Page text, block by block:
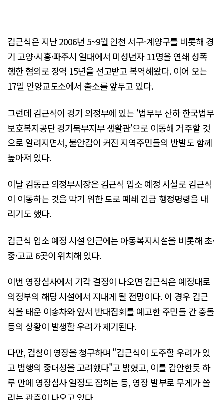
김근식은 지난 2006년 5~9월 인천 서구·계양구를 비롯해 경
기 고양·시흥·파주시 일대에서 미성년자 11명을 연쇄 성폭
행한 혐의로 징역 15년을 선고받고 복역해왔다. 이어 오는
17일 안양교도소에서 출소를 앞두고 있다.
그런데 김근식이 경기 의정부에 있는 '법무부 산하 한국법무
보호복지공단 경기북부지부 생활관'으로 이동해 거주할 것
으로 알려지면서, 불안감이 커진 지역주민들의 반발도 함께
높아져 있다.
이날 김동근 의정부시장은 김근식 입소 예정 시설로 김근식
이 이동하는 것을 막기 위한 도로 폐쇄 긴급 행정명령을 내
리기도 했다.
김근식 입소 예정 시설 인근에는 아동복지시설을 비롯해 초·
중·고교 6곳이 위치해 있다.
이번 영장심사에서 기각 결정이 나오면 김근식은 예정대로
의정부의 해당 시설에서 지내게 될 전망이다. 이 경우 김근
식을 태운 이송차와 앞서 반대집회를 예고한 주민들 간 충돌
등의 상황이 발생할 우려가 제기된다.
다만, 검찰이 영장을 청구하며 "김근식이 도주할 우려가 있
고 범행의 중대성을 고려했다"고 밝혔고, 이를 감안한듯 하
루 만에 영장심사 일정도 잡히는 등, 영장 발부로 무게가 쏠
리는 관측이 나오고 있다.